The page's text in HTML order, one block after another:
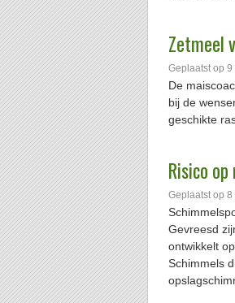
Zetmeel
Geplaatst op 9
De
bij de
geschikte
Risico
Geplaatst op 8
Gevreesd
ontwikkelt
Schimmels